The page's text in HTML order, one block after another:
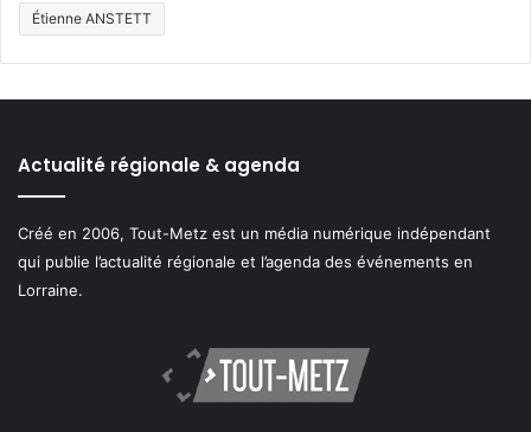
Étienne ANSTETT
Actualité régionale & agenda
Créé en 2006, Tout-Metz est un média numérique indépendant
qui publie l’actualité régionale et l’agenda des événements en
Lorraine.